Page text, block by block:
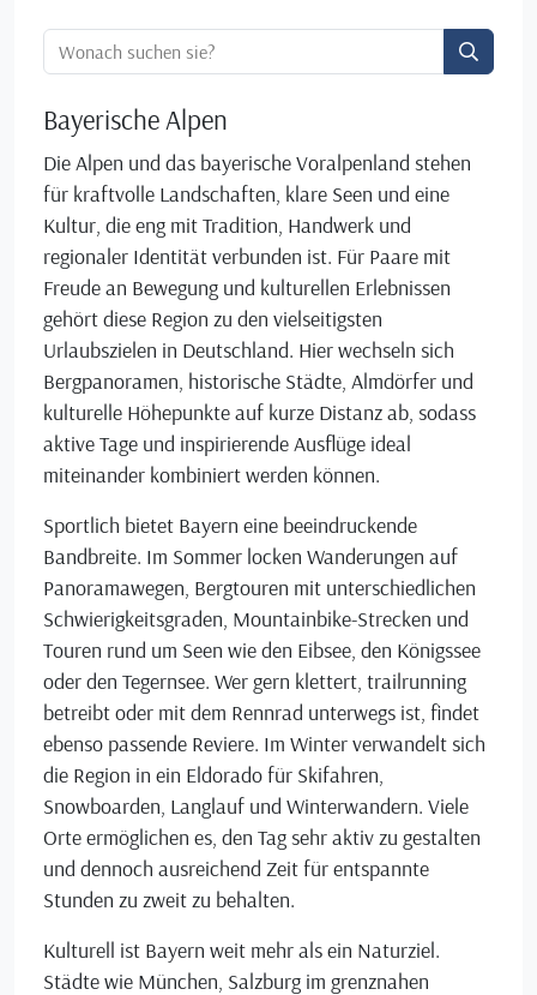
Ortssuche:
Bayerische Alpen
Die Alpen und das bayerische Voralpenland stehen
für kraftvolle Landschaften, klare Seen und eine
Kultur, die eng mit Tradition, Handwerk und
regionaler Identität verbunden ist. Für Paare mit
Freude an Bewegung und kulturellen Erlebnissen
gehört diese Region zu den vielseitigsten
Urlaubszielen in Deutschland. Hier wechseln sich
Bergpanoramen, historische Städte, Almdörfer und
kulturelle Höhepunkte auf kurze Distanz ab, sodass
aktive Tage und inspirierende Ausflüge ideal
miteinander kombiniert werden können.
Sportlich bietet Bayern eine beeindruckende
Bandbreite. Im Sommer locken Wanderungen auf
Panoramawegen, Bergtouren mit unterschiedlichen
Schwierigkeitsgraden, Mountainbike-Strecken und
Touren rund um Seen wie den Eibsee, den Königssee
oder den Tegernsee. Wer gern klettert, trailrunning
betreibt oder mit dem Rennrad unterwegs ist, findet
ebenso passende Reviere. Im Winter verwandelt sich
die Region in ein Eldorado für Skifahren,
Snowboarden, Langlauf und Winterwandern. Viele
Orte ermöglichen es, den Tag sehr aktiv zu gestalten
und dennoch ausreichend Zeit für entspannte
Stunden zu zweit zu behalten.
Kulturell ist Bayern weit mehr als ein Naturziel.
Städte wie München, Salzburg im grenznahen